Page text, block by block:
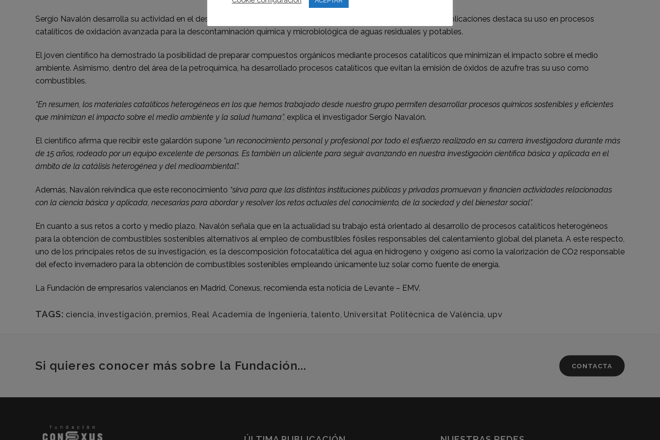
Sergio Navalón desarrolla su actividad en el desarrollo de nuevos materiales para la industria química, y entre sus aplicaciones destaca su uso en procesos
catalíticos de oxidación avanzada para la descontaminación química y microbiológica de aguas residuales y potables.
El joven científico ha demostrado la posibilidad de preparar compuestos orgánicos mediante procesos catalíticos que minimizan el impacto sobre el medio
ambiente. Asimismo, dentro del área de la petroquímica, ha desarrollado procesos catalíticos que evitan la emisión de óxidos de azufre tras su uso como
combustibles.
“En resumen, los materiales catalíticos heterogéneos en los que hemos trabajado desde nuestro grupo permiten desarrollar procesos químicos sostenibles y eficientes
que minimizan el impacto sobre el medio ambiente y la salud humana”, explica el investigador Sergio Navalón.
El científico afirma que recibir este galardón supone “un reconocimiento personal y profesional por todo el esfuerzo realizado en su carrera investigadora durante más
de 15 años, rodeado por un equipo excelente de personas. Es también un aliciente para seguir avanzando en nuestra investigación científica básica y aplicada en el
ámbito de la catálisis heterogénea y del medioambiental”.
Además, Navalón reivindica que este reconocimiento “sirva para que las distintas instituciones públicas y privadas promuevan y financien actividades relacionadas
con la ciencia básica y aplicada, necesarias para abordar y resolver los retos actuales del conocimiento, de la sociedad y del bienestar social”.
En cuanto a sus retos a corto y medio plazo, Navalón señala que en la actualidad su trabajo está orientado al desarrollo de procesos catalíticos heterogéneos
para la obtención de combustibles sostenibles alternativos al empleo de combustibles fósiles responsables del calentamiento global del planeta. A este respecto,
uno de los principales retos de su investigación, es la descomposición fotocatalítica del agua en hidrogeno y oxígeno así como la valorización de CO2 responsable
del efecto invernadero para la obtención de combustibles sostenibles empleando únicamente luz solar como fuente de energía.
La Fundación de empresarios valencianos en Madrid, Conexus, recomienda esta noticia de Levante – EMV.
TAGS: ciencia, investigación, premios, Real Academia de Ingeniería, talento, Universitat Politècnica de València, upv
Si quieres conocer más sobre la Fundación... CONTACTA